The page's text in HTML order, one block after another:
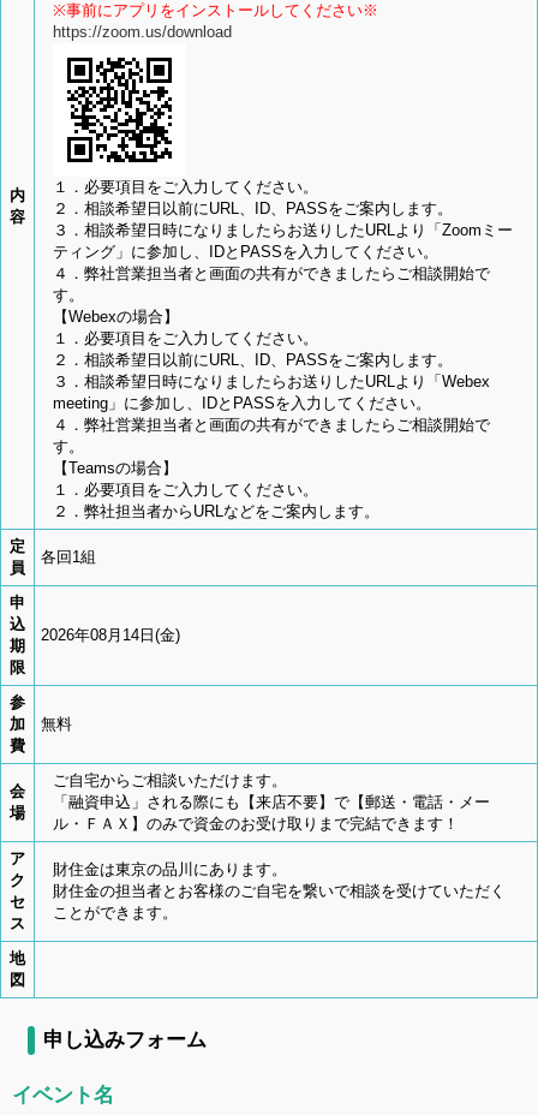
内
容
※事前にアプリをインストールしてください※
https://zoom.us/download
１．必要項目をご入力してください。
２．相談希望日以前にURL、ID、PASSをご案内します。
３．相談希望日時になりましたらお送りしたURLより「Zoomミー
ティング」に参加し、IDとPASSを入力してください。
４．弊社営業担当者と画面の共有ができましたらご相談開始で
す。
【Webexの場合】
１．必要項目をご入力してください。
２．相談希望日以前にURL、ID、PASSをご案内します。
３．相談希望日時になりましたらお送りしたURLより「Webex
meeting」に参加し、IDとPASSを入力してください。
４．弊社営業担当者と画面の共有ができましたらご相談開始で
す。
【Teamsの場合】
１．必要項目をご入力してください。
２．弊社担当者からURLなどをご案内します。
定
員
各回1組
申
込
期
限
2026年08月14日(金)
参
加
費
無料
会
場
ご自宅からご相談いただけます。
「融資申込」される際にも【来店不要】で【郵送・電話・メー
ル・ＦＡＸ】のみで資金のお受け取りまで完結できます！
ア
ク
セ
ス
財住金は東京の品川にあります。
財住金の担当者とお客様のご自宅を繋いで相談を受けていただく
ことができます。
地
図
申し込みフォーム
イベント名